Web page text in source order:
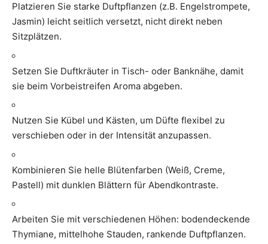
Platzieren Sie starke Duftpflanzen (z.B. Engelstrompete,
Jasmin) leicht seitlich versetzt, nicht direkt neben
Sitzplätzen.
Setzen Sie Duftkräuter in Tisch- oder Banknähe, damit
sie beim Vorbeistreifen Aroma abgeben.
Nutzen Sie Kübel und Kästen, um Düfte flexibel zu
verschieben oder in der Intensität anzupassen.
Kombinieren Sie helle Blütenfarben (Weiß, Creme,
Pastell) mit dunklen Blättern für Abendkontraste.
Arbeiten Sie mit verschiedenen Höhen: bodendeckende
Thymiane, mittelhohe Stauden, rankende Duftpflanzen.